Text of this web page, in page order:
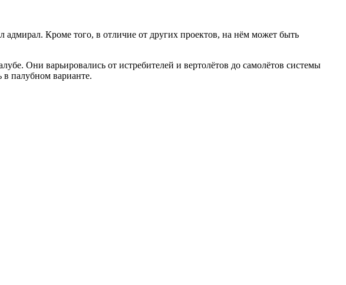
Кроме того, в отличие от других проектов, на нём может быть
Они варьировались от истребителей и вертолётов до самолётов системы
палубном варианте.